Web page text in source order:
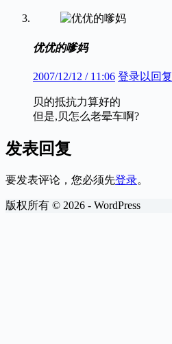
优优的嗲妈
2007/12/12 / 11:06 登录以回复
贝的抵抗力算好的
但是,贝怎么老晕车啊?
发表回复
要发表评论，您必须先登录。
版权所有 © 2026 - WordPress